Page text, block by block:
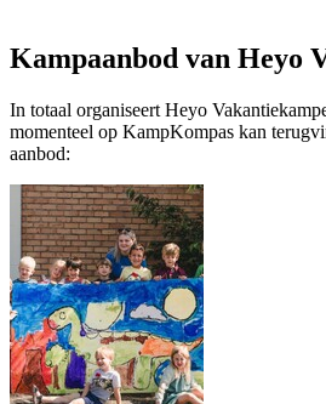
Kampaanbod van Heyo
In totaal organiseert Heyo
momenteel op KampKompas kan
aanbod: